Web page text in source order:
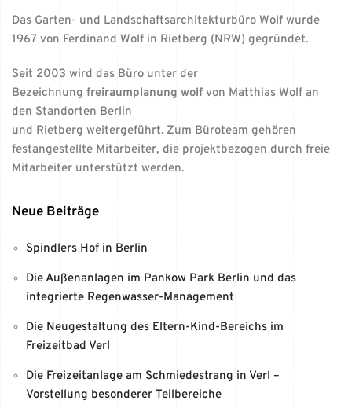
Das Garten- und Landschaftsarchitekturbüro Wolf wurde
1967 von Ferdinand Wolf in Rietberg (NRW) gegründet.
Seit 2003 wird das Büro unter der
Bezeichnung freiraumplanung wolf von Matthias Wolf an
den Standorten Berlin
und Rietberg weitergeführt. Zum Büroteam gehören
festangestellte Mitarbeiter, die projektbezogen durch freie
Mitarbeiter unterstützt werden.
Neue Beiträge
Spindlers Hof in Berlin
Die Außenanlagen im Pankow Park Berlin und das
integrierte Regenwasser-Management
Die Neugestaltung des Eltern-Kind-Bereichs im
Freizeitbad Verl
Die Freizeitanlage am Schmiedestrang in Verl –
Vorstellung besonderer Teilbereiche